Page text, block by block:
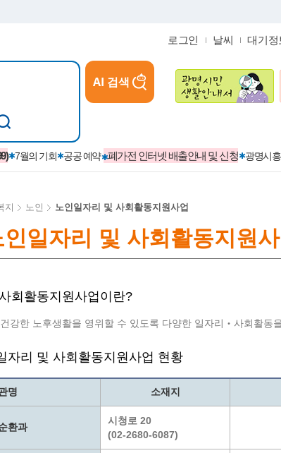
로그인 날씨 대기정
AI 검색
7월의 기회 공공 예약 폐가전 인터넷 배출안내 및 신청 광명시
플러스친구
시정자료실
법무행정
위원회 자료공개
용역과제
리제
용상담창구
원
설치현황
발급 받을 수 있는 증명
지역경제활성화/교육/일자리
(재)경기도민회장학회 장학
교복지원금 신청
램 운영 현황
리 창출 지원사업
여행업 현황
관광 편의시설업
관광객 이용시설업 현황
지 노인 노인일자리 및 사회활동지원사업
인일자리 및 사회활동지원
회활동지원사업이란?
강한 노후생활을 영위할 수 있도록 다양한 일자리‧사회활동
자리 및 사회활동지원사업 현황
명 소재지
환과
시청로 20
(02-2680-6087)